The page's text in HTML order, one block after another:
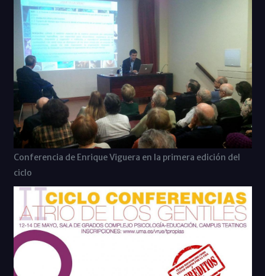
Conferencia de Enrique Viguera en la primera edición del
ciclo